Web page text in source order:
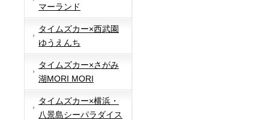
マーランド
タイムズカー×西武園
ゆうえんち
タイムズカー×さがみ
湖MORI MORI
タイムズカー×横浜・
八景島シーパラダイス